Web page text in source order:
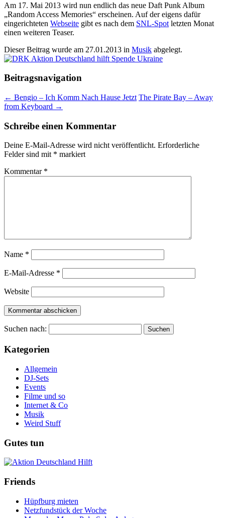
Am 17. Mai 2013 wird nun endlich das neue Daft Punk Album
„Random Access Memories“ erscheinen. Auf der eigens dafür
eingerichteten Webseite gibt es nach dem SNL-Spot letzten Monat
einen weiteren Teaser.
Dieser Beitrag wurde am 27.01.2013 in Musik abgelegt.
Beitragsnavigation
← Bengio – Ich Komm Nach Hause Jetzt The Pirate Bay – Away
from Keyboard →
Schreibe einen Kommentar
Deine E-Mail-Adresse wird nicht veröffentlicht. Erforderliche
Felder sind mit * markiert
Kommentar *
Name *
E-Mail-Adresse *
Website
Suchen nach:
Kategorien
Allgemein
DJ-Sets
Events
Filme und so
Internet & Co
Musik
Weird Stuff
Gutes tun
Friends
Hüpfburg mieten
Netzfundstück der Woche